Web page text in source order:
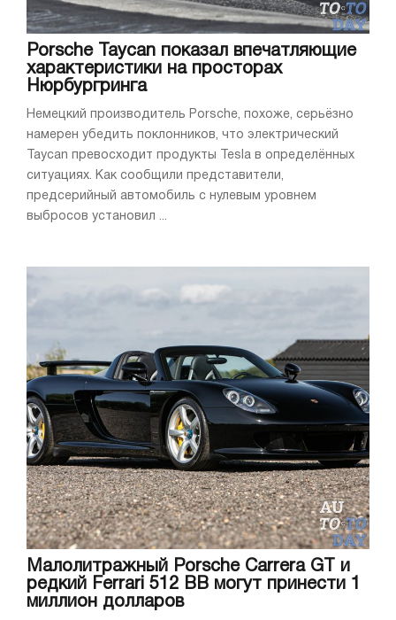
Porsche Taycan показал впечатляющие
характеристики на просторах
Нюрбургринга
Немецкий производитель Porsche, похоже, серьёзно
намерен убедить поклонников, что электрический
Taycan превосходит продукты Tesla в определённых
ситуациях. Как сообщили представители,
предсерийный автомобиль с нулевым уровнем
выбросов установил ...
Малолитражный Porsche Carrera GT и
редкий Ferrari 512 BB могут принести 1
миллион долларов